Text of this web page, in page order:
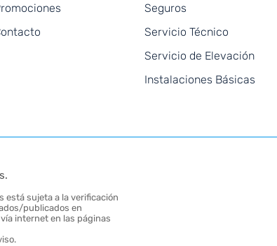
Seguros
Servicio Técnico
Servicio de Elevación
Instalaciones Básicas
está sujeta a la verificación
publicados en
internet en las páginas